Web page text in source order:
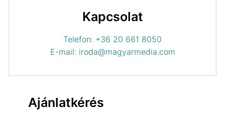
Kapcsolat
Telefon: +36 20 661 8050
E-mail: iroda@magyarmedia.com
Ajánlatkérés